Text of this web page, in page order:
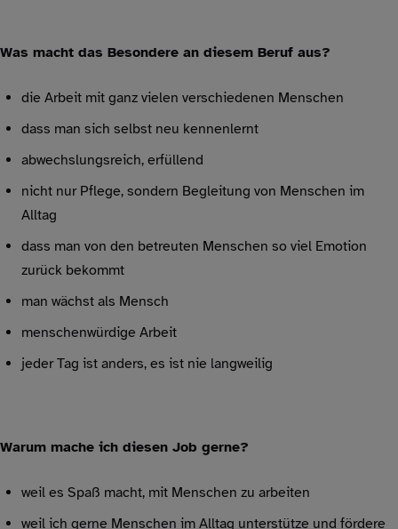
Was macht das Besondere an diesem Beruf aus?
die Arbeit mit ganz vielen verschiedenen Menschen
dass man sich selbst neu kennenlernt
abwechslungsreich, erfüllend
nicht nur Pflege, sondern Begleitung von Menschen im
Alltag
dass man von den betreuten Menschen so viel Emotion
zurück bekommt
man wächst als Mensch
menschenwürdige Arbeit
jeder Tag ist anders, es ist nie langweilig
Warum mache ich diesen Job gerne?
weil es Spaß macht, mit Menschen zu arbeiten
weil ich gerne Menschen im Alltag unterstütze und fördere